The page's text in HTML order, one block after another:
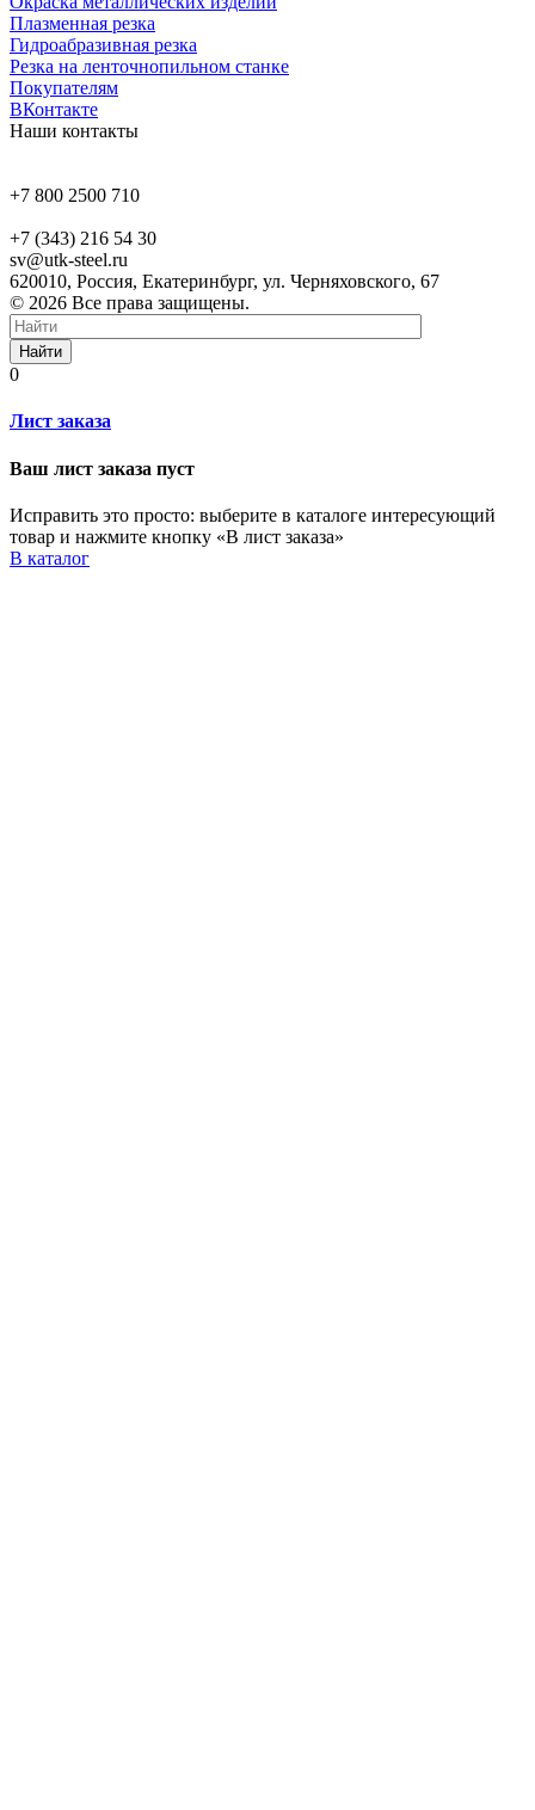
Плазменная резка
Гидроабразивная резка
Резка на ленточнопильном станке
Покупателям
ВКонтакте
Наши контакты
+7 800 2500 710
+7 (343) 216 54 30
sv@utk-steel.ru
620010, Россия, Екатеринбург, ул. Черняховского, 67
© 2026 Все права защищены.
Найти
0
Лист заказа
Ваш лист заказа пуст
Исправить это просто: выберите в каталоге интересующий
товар и нажмите кнопку «В лист заказа»
В каталог